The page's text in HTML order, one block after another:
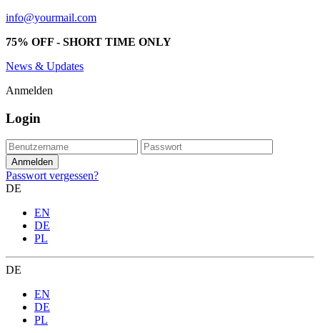
info@yourmail.com
75% OFF - SHORT TIME ONLY
News & Updates
Anmelden
Login
Passwort vergessen?
DE
EN
DE
PL
DE
EN
DE
PL